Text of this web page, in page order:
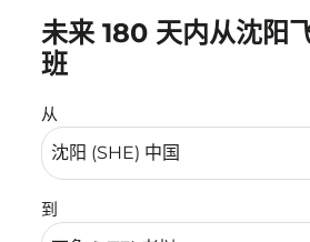
未来 180 天内从沈阳
班
从
到
没有符合您的筛选条件的机票。请